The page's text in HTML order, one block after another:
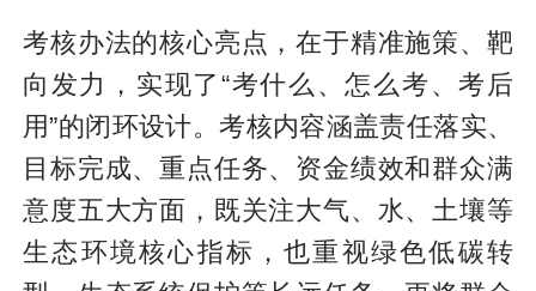
考核办法的核心亮点，在于精准施策、靶
向发力，实现了“考什么、怎么考、考后
用”的闭环设计。考核内容涵盖责任落实、
目标完成、重点任务、资金绩效和群众满
意度五大方面，既关注大气、水、土壤等
生态环境核心指标，也重视绿色低碳转